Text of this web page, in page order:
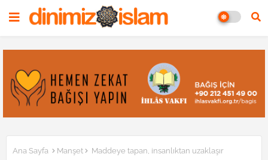
Ana Sayfa Manşet Maddeye tapan, insanlıktan uzaklaşır